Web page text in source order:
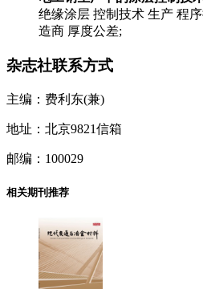
绝缘涂层 控制技术 生产 程
造商 厚度公差;
杂志社联系方式
主编：费利东(兼)
地址：北京9821信箱
邮编：100029
相关期刊推荐